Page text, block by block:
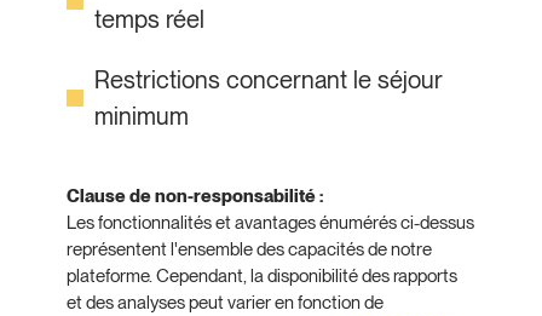
temps réel
Restrictions concernant le séjour
minimum
Clause de non-responsabilité :
Les fonctionnalités et avantages énumérés ci-dessus
représentent l'ensemble des capacités de notre
plateforme. Cependant, la disponibilité des rapports
et des analyses peut varier en fonction de